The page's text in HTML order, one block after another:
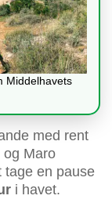
Middelhavets
med rent
og Maro
tage en pause
i havet.